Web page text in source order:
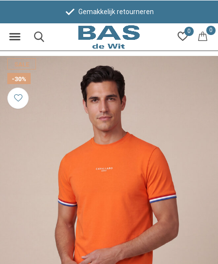
0 0
Gemakkelijk retourneren
SALE
-30%